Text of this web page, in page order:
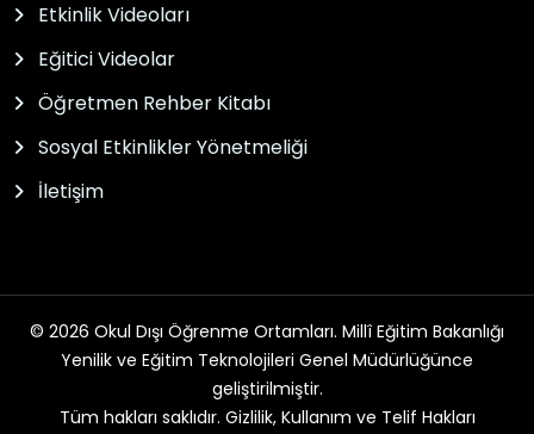
Etkinlik Videoları
Eğitici Videolar
Öğretmen Rehber Kitabı
Sosyal Etkinlikler Yönetmeliği
İletişim
© 2026 Okul Dışı Öğrenme Ortamları. Millî Eğitim Bakanlığı
Yenilik ve Eğitim Teknolojileri Genel Müdürlüğünce
geliştirilmiştir.
Tüm hakları saklıdır. Gizlilik, Kullanım ve Telif Hakları